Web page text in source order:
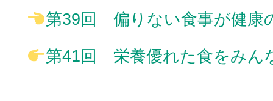
第39回 偏りない食事が健康
第41回 栄養優れた食をみん